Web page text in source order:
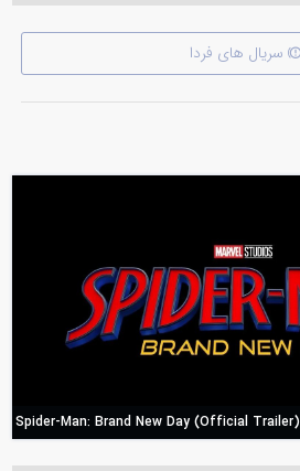
سریال های فردا
Spider-Man: Brand New Day (Official Trailer)